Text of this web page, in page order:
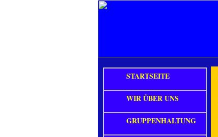
STARTSEITE
WIR ÜBER UNS
GRUPPENHALTUNG